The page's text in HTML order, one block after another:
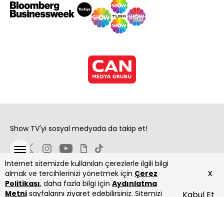
İnternet sitemizde kullanılan çerezlerle ilgili bilgi
almak ve tercihlerinizi yönetmek için Çerez
Politikası, daha fazla bilgi için Aydınlatma
Metni sayfalarını ziyaret edebilirsiniz. Sitemizi
x
Show TV'yi sosyal medyada da takip et!